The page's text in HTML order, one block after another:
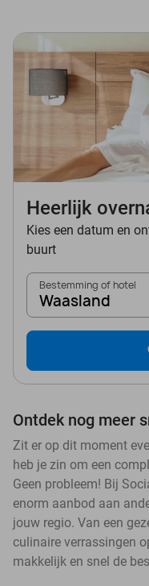
Heerlijk
Kies een datum en
buurt
Bestemming of hotel
Waasland
Ontdek nog meer
Zit er op dit moment
heb je zin om een
Geen probleem! Bij
enorm aanbod aan
jouw regio. Van een
culinaire verrassingen
makkelijk en snel de